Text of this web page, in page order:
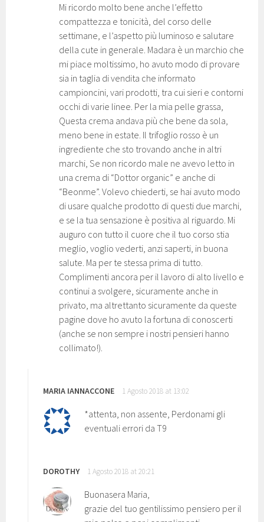
Mi ricordo molto bene anche l’effetto
compattezza e tonicità, del corso delle
settimane, e l’aspetto più luminoso e salutare
della cute in generale. Madara è un marchio che
mi piace moltissimo, ho avuto modo di provare
sia in taglia di vendita che informato
campioncini, vari prodotti, tra cui sieri e contorni
occhi di varie linee. Per la mia pelle grassa,
Questa crema andava più che bene da sola,
meno bene in estate. Il trifoglio rosso è un
ingrediente che sto trovando anche in altri
marchi, Se non ricordo male ne avevo letto in
una crema di “Dottor organic” e anche di
“Beonme”. Volevo chiederti, se hai avuto modo
di usare qualche prodotto di questi due marchi,
e se la tua sensazione è positiva al riguardo. Mi
auguro con tutto il cuore che il tuo corso stia
meglio, voglio vederti, anzi saperti, in buona
salute. Ma per te stessa prima di tutto.
Complimenti ancora per il lavoro di alto livello e
continui a svolgere, sicuramente anche in
privato, ma altrettanto sicuramente da queste
pagine dove ho avuto la fortuna di conoscerti
(anche se non sempre i nostri pensieri hanno
collimato!).
MARIA IANNACCONE 1 Agosto 2018 at 13:02
*attenta, non assente, Perdonami gli
eventuali errori da T9
DOROTHY 1 Agosto 2018 at 20:21
Buonasera Maria,
grazie del tuo gentilissimo pensiero per il